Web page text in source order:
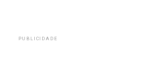
PUBLICIDADE